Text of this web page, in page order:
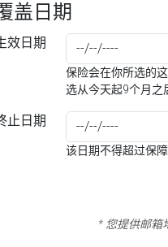
盖日期
效日期
保险会在你所选的
选从今天起9个月之
止日期
该日期不得超过保
* 您提供邮箱